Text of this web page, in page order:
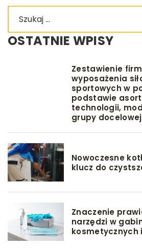
OSTATNIE WPISY
Zestawienie
wyposażenia
sportowych w
podstawie
technologii,
grupy docelowej
Nowoczesne
klucz do
Znaczenie
narzędzi w
kosmetycznych